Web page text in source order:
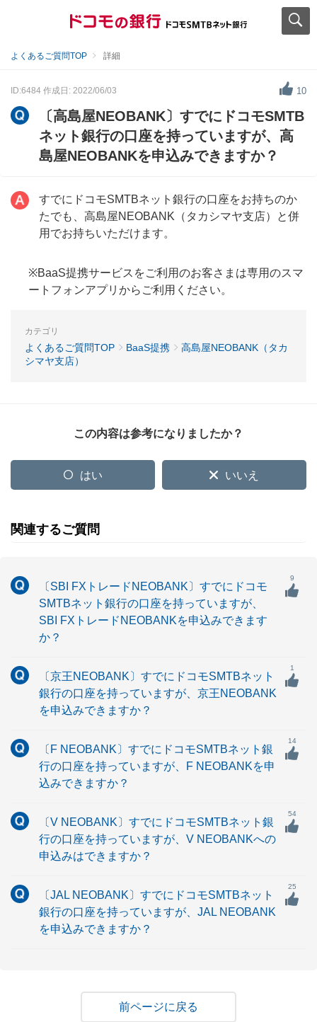
よくあるご質問TOP 詳細
ID:6484 作成日: 2022/06/03 10
〔高島屋NEOBANK〕すでにドコモSMTB
ネット銀行の口座を持っていますが、高
島屋NEOBANKを申込みできますか？
すでにドコモSMTBネット銀行の口座をお持ちのか
たでも、高島屋NEOBANK（タカシマヤ支店）と併
用でお持ちいただけます。
※BaaS提携サービスをご利用のお客さまは専用のスマ
ートフォンアプリからご利用ください。
カテゴリ
よくあるご質問TOP BaaS提携
高島屋NEOBANK（タカ
シマヤ支店）
この内容は参考になりましたか？
はい いいえ
関連するご質問
〔SBI FXトレードNEOBANK〕すでにドコモ
SMTBネット銀行の口座を持っていますが、
SBI FXトレードNEOBANKを申込みできます
か？
9
〔京王NEOBANK〕すでにドコモSMTBネット
銀行の口座を持っていますが、京王NEOBANK
を申込みできますか？
1
〔F NEOBANK〕すでにドコモSMTBネット銀
行の口座を持っていますが、F NEOBANKを申
込みできますか？
14
〔V NEOBANK〕すでにドコモSMTBネット銀
行の口座を持っていますが、V NEOBANKへの
申込みはできますか？
54
〔JAL NEOBANK〕すでにドコモSMTBネット
銀行の口座を持っていますが、JAL NEOBANK
を申込みできますか？
25
戻る